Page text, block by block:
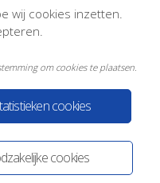
cookies
cookies
wij cookies inzetten.
om cookies te plaatsen.